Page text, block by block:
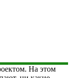
На этом